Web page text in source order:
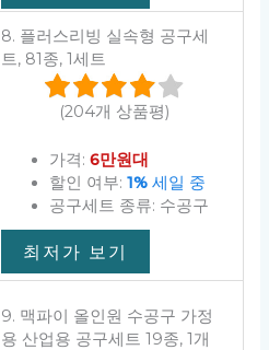
8. 플러스리빙 실속형 공구세
트, 81종, 1세트
(204개 상품평)
가격: 6만원대
할인 여부: 1%세일 중
공구세트 종류: 수공구
최저가 보기
9. 맥파이 올인원 수공구 가정
용 산업용 공구세트 19종, 1개